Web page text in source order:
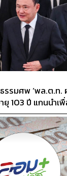
รมศพ ‘พล.ต.ท.
ยุ 103 ปี แกนนำเ